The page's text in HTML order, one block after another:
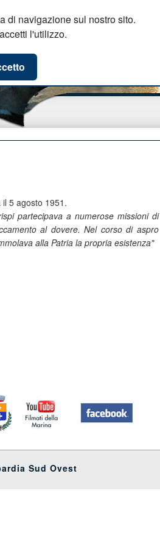
5 agosto 1951.
partecipava a numerose missioni di
al dovere. Nel corso di aspro
alla Patria la propria esistenza"
Sud Ovest
di navigazione sul nostro sito.
l'utilizzo.